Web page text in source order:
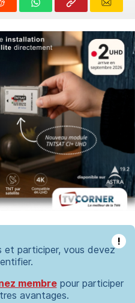
!
et participer, vous devez
membrepour participer
avantages.